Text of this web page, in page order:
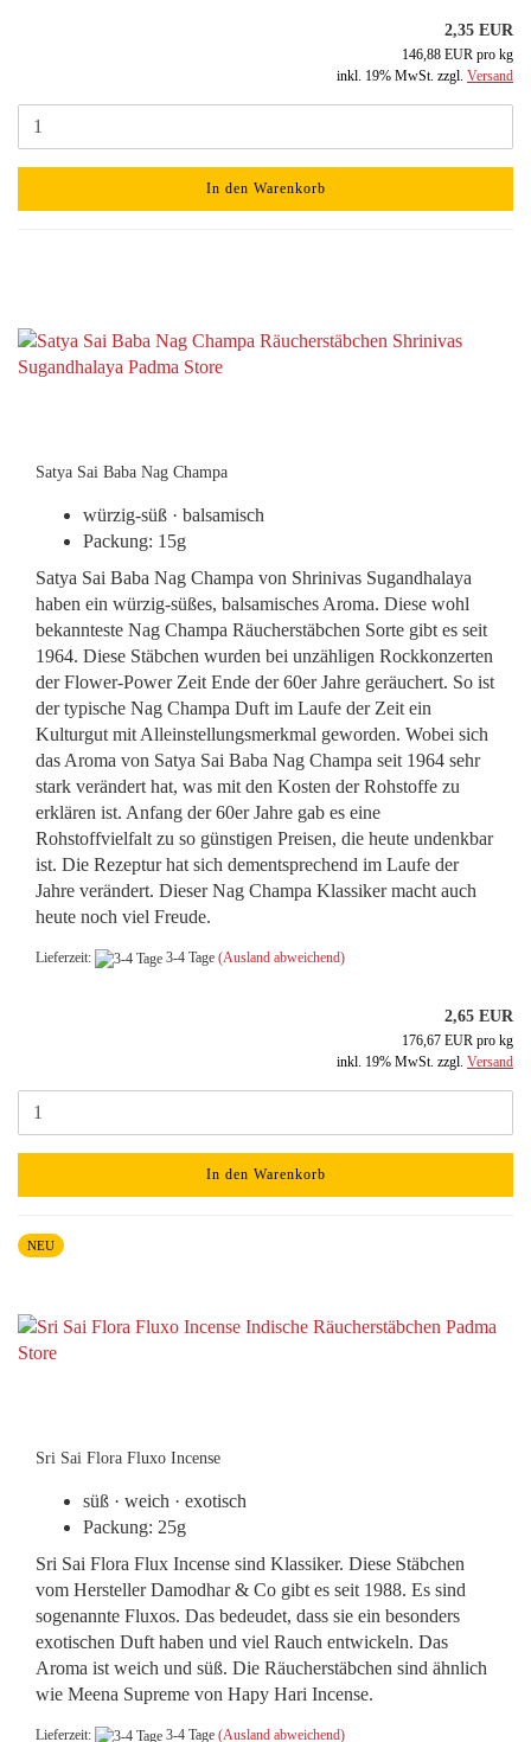
2,35 EUR
146,88 EUR pro kg
inkl. 19% MwSt. zzgl. Versand
In den Warenkorb
Satya Sai Baba Nag Champa
würzig-süß · balsamisch
Packung: 15g
Satya Sai Baba Nag Champa von Shrinivas Sugandhalaya
haben ein würzig-süßes, balsamisches Aroma. Diese wohl
bekannteste Nag Champa Räucherstäbchen Sorte gibt es seit
1964. Diese Stäbchen wurden bei unzähligen Rockkonzerten
der Flower-Power Zeit Ende der 60er Jahre geräuchert. So ist
der typische Nag Champa Duft im Laufe der Zeit ein
Kulturgut mit Alleinstellungsmerkmal geworden. Wobei sich
das Aroma von Satya Sai Baba Nag Champa seit 1964 sehr
stark verändert hat, was mit den Kosten der Rohstoffe zu
erklären ist. Anfang der 60er Jahre gab es eine
Rohstoffvielfalt zu so günstigen Preisen, die heute undenkbar
ist. Die Rezeptur hat sich dementsprechend im Laufe der
Jahre verändert. Dieser Nag Champa Klassiker macht auch
heute noch viel Freude.
Lieferzeit: 3-4 Tage (Ausland abweichend)
2,65 EUR
176,67 EUR pro kg
inkl. 19% MwSt. zzgl. Versand
In den Warenkorb
NEU
Sri Sai Flora Fluxo Incense
süß · weich · exotisch
Packung: 25g
Sri Sai Flora Flux Incense sind Klassiker. Diese Stäbchen
vom Hersteller Damodhar & Co gibt es seit 1988. Es sind
sogenannte Fluxos. Das bedeudet, dass sie ein besonders
exotischen Duft haben und viel Rauch entwickeln. Das
Aroma ist weich und süß. Die Räucherstäbchen sind ähnlich
wie Meena Supreme von Hapy Hari Incense.
Lieferzeit: 3-4 Tage (Ausland abweichend)